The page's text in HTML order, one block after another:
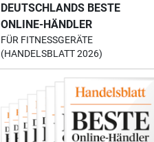
DEUTSCHLANDS BESTE
ONLINE-HÄNDLER
FÜR FITNESSGERÄTE
(HANDELSBLATT 2026)